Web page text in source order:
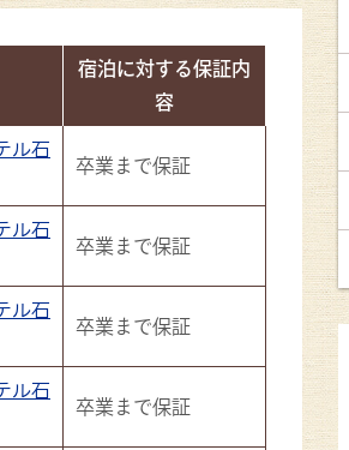
宿泊に対する保証内
容
ル石
卒業まで保証
ル石
卒業まで保証
ル石
卒業まで保証
ル石
卒業まで保証